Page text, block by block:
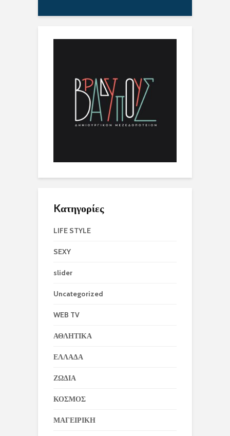
Kατηγορίες
LIFE STYLE
SEXY
slider
Uncategorized
WEB TV
ΑΘΛΗΤΙΚΑ
ΕΛΛΑΔΑ
ΖΩΔΙΑ
ΚΟΣΜΟΣ
ΜΑΓΕΙΡΙΚΗ